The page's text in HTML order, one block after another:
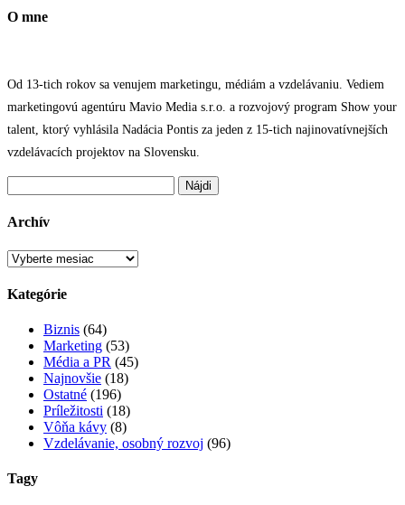
O mne
Od 13-tich rokov sa venujem marketingu, médiám a vzdelávaniu. Vediem
marketingovú agentúru Mavio Media s.r.o. a rozvojový program Show your
talent, ktorý vyhlásila Nadácia Pontis za jeden z 15-tich najinovatívnejších
vzdelávacích projektov na Slovensku.
Archív
Archív
Kategórie
Biznis (64)
Marketing (53)
Média a PR (45)
Najnovšie (18)
Ostatné (196)
Príležitosti (18)
Vôňa kávy (8)
Vzdelávanie, osobný rozvoj (96)
Tagy